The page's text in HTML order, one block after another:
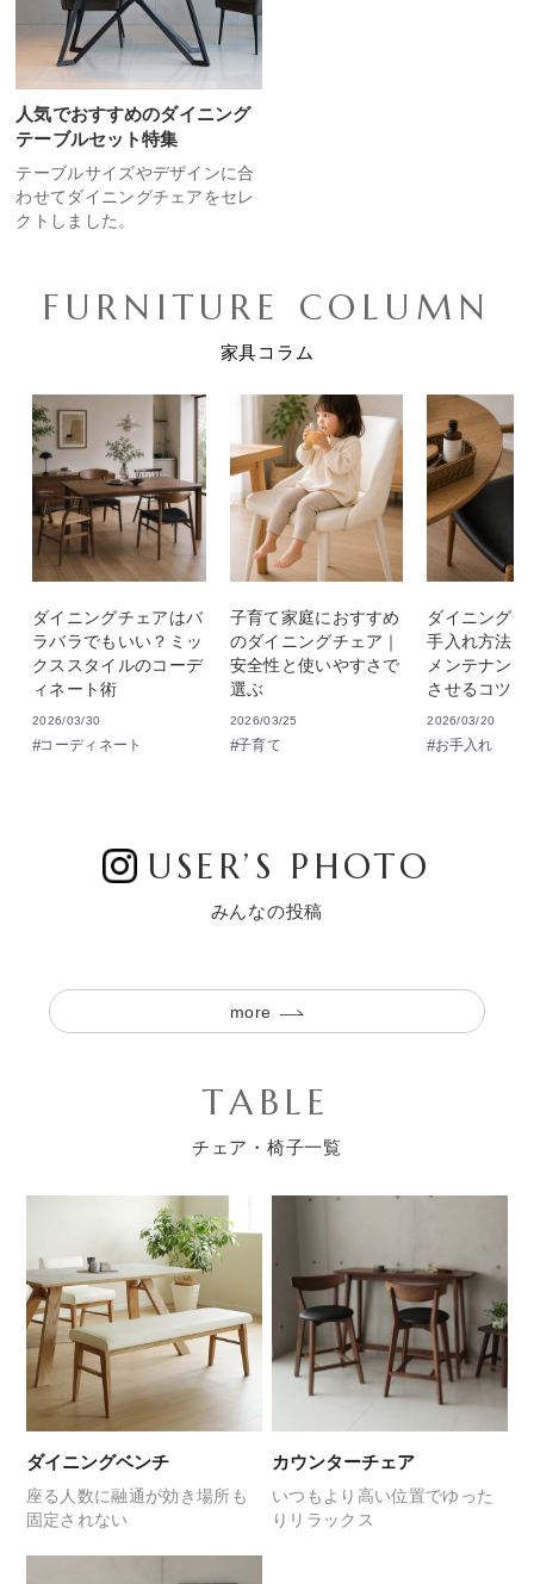
人気でおすすめのダイニング
テーブルセット特集
テーブルサイズやデザインに合
わせてダイニングチェアをセレ
クトしました。
FURNITURE COLUMN
家具コラム
ダイニングチェアはバ
ラバラでもいい？ミッ
クススタイルのコーデ
ィネート術
2026/03/30
コーディネート
子育て家庭におすすめ
のダイニングチェア｜
安全性と使いやすさで
選ぶ
2026/03/25
子育て
ダイニング
手入れ方法｜
メンテナン
させるコツ
2026/03/20
お手入れ
USER’S PHOTO
みんなの投稿
more
TABLE
チェア・椅子一覧
ダイニングベンチ
座る人数に融通が効き場所も
固定されない
カウンターチェア
いつもより高い位置でゆった
りリラックス